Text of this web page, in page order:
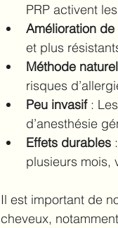
PRP activent
Amélioration
et plus
Méthode
risques
Peu invasif :
d’anesthésie
Effets durables
plusieurs mois,
Il est important de
cheveux,